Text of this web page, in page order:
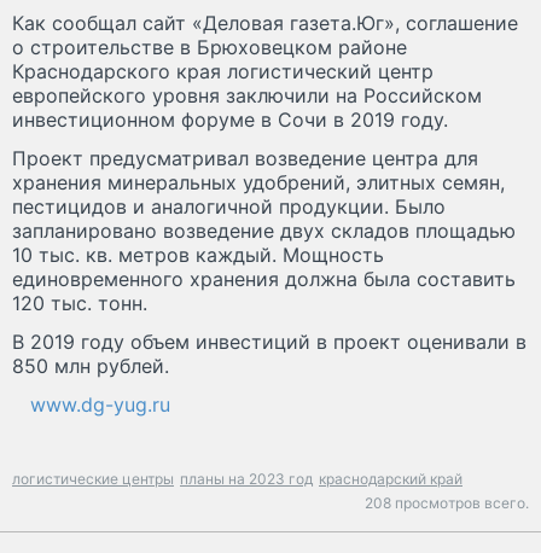
Как сообщал сайт «Деловая газета.Юг», соглашение
о строительстве в Брюховецком районе
Краснодарского края логистический центр
европейского уровня заключили на Российском
инвестиционном форуме в Сочи в 2019 году.
Проект предусматривал возведение центра для
хранения минеральных удобрений, элитных семян,
пестицидов и аналогичной продукции. Было
запланировано возведение двух складов площадью
10 тыс. кв. метров каждый. Мощность
единовременного хранения должна была составить
120 тыс. тонн.
В 2019 году объем инвестиций в проект оценивали в
850 млн рублей.
www.dg-yug.ru
логистические центры планы на 2023 год краснодарский край
208 просмотров всего.